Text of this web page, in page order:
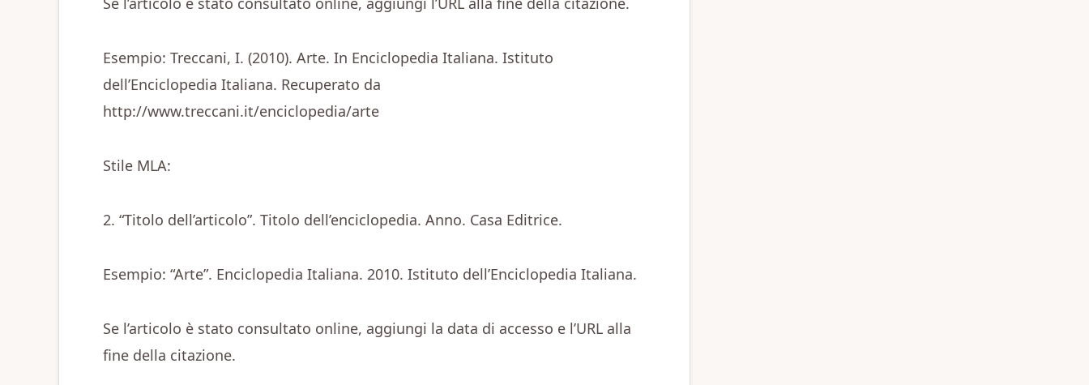
Esempio: Treccani, I. (2010). Arte. In Enciclopedia Italiana. Istituto
dell’Enciclopedia Italiana. Recuperato da
http://www.treccani.it/enciclopedia/arte
Stile MLA:
2. “Titolo dell’articolo”. Titolo dell’enciclopedia. Anno. Casa Editrice.
Esempio: “Arte”. Enciclopedia Italiana. 2010. Istituto dell’Enciclopedia Italiana.
Se l’articolo è stato consultato online, aggiungi la data di accesso e l’URL alla
fine della citazione.